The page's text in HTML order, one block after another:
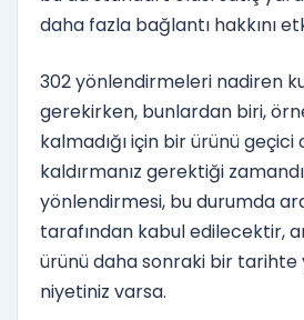
daha fazla bağlantı hakkını
302 yönlendirmeleri nadiren
gerekirken, bunlardan biri,
kalmadığı için bir ürünü geçici
kaldırmanız gerektiği
yönlendirmesi, bu durumda
tarafından kabul edilecektir,
ürünü daha sonraki bir tarihte
niyetiniz varsa.